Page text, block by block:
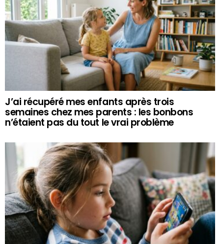
J’ai récupéré mes enfants après trois
semaines chez mes parents : les bonbons
n’étaient pas du tout le vrai problème